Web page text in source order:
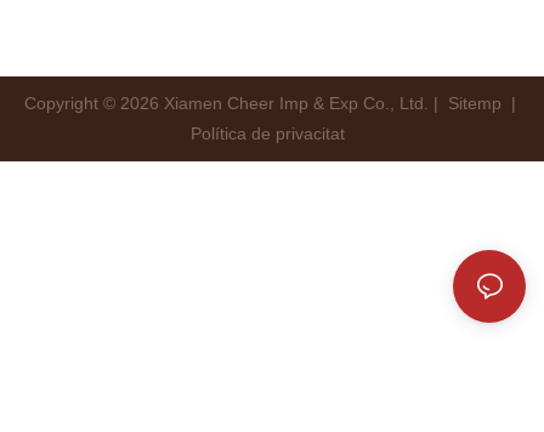
Copyright © 2026 Xiamen Cheer Imp & Exp Co., Ltd. | Sitemp
|
Política de privacitat